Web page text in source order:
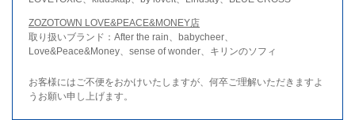
ZOZOTOWN LOVE&PEACE&MONEY店
取り扱いブランド：After the rain、babycheer、
Love&Peace&Money、sense of wonder、キリンのソフィ
お客様にはご不便をおかけいたしますが、何卒ご理解いただきますよ
うお願い申し上げます。